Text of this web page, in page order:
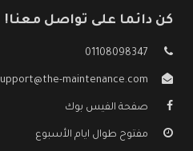
كن دائما على تواصل معنا!
01108098347
maintenance.com
صفحة الفيس بوك
مفتوح طوال ايام الأسبوع